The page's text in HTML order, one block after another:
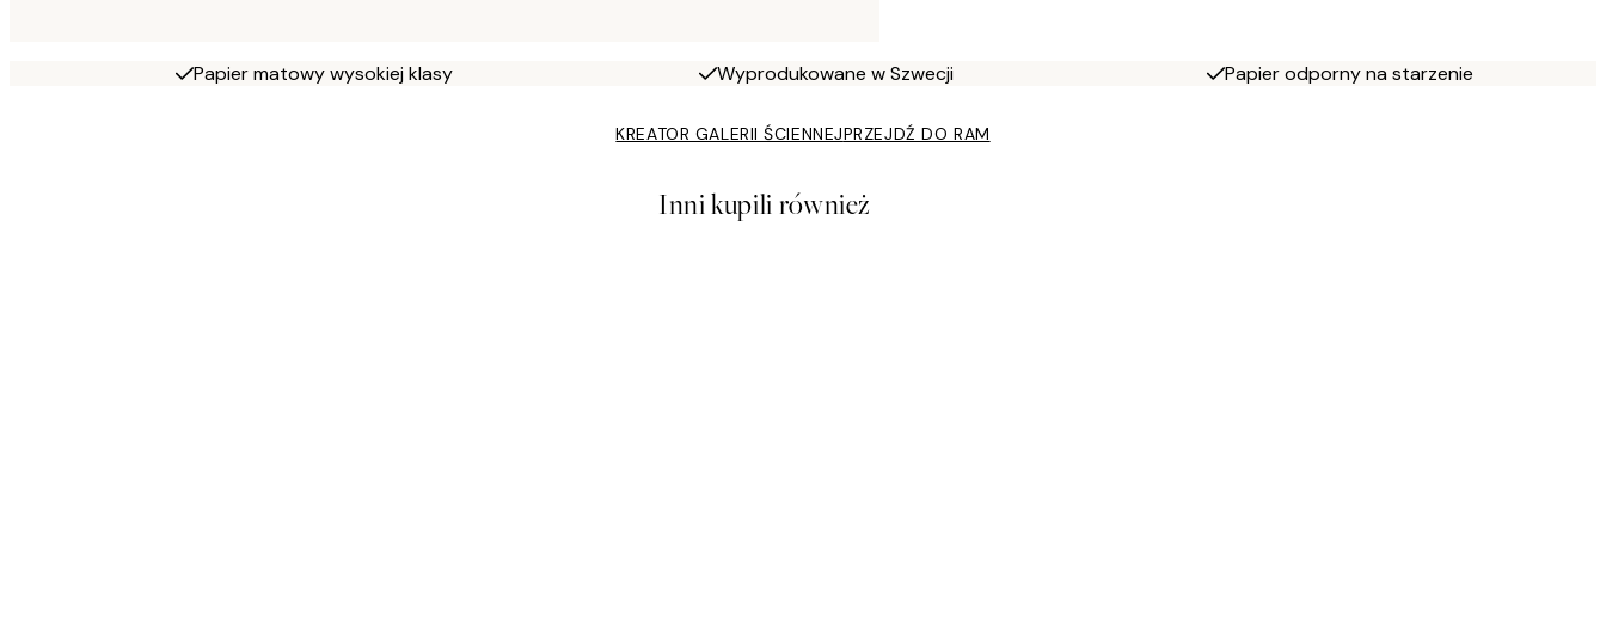
Papier matowy wysokiej klasy Wyprodukowane w Szwecji Papier odporny na starzenie
KREATOR GALERII ŚCIENNEJPRZEJDŹ DO RAM
Inni kupili również